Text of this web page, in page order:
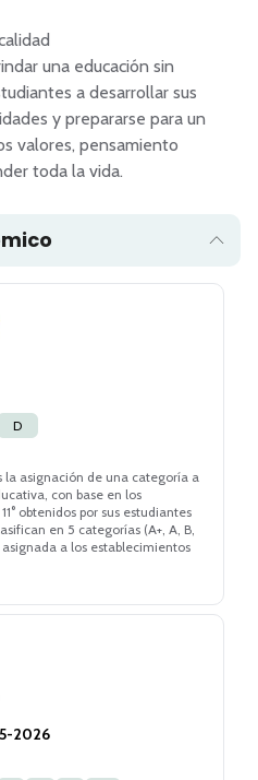
una educación sin
a desarrollar sus
y prepararse para un
valores, pensamiento
toda la vida.
D
la asignación de una categoría a
con base en los
obtenidos por sus estudiantes
en 5 categorías (A+, A, B,
a los establecimientos
2026